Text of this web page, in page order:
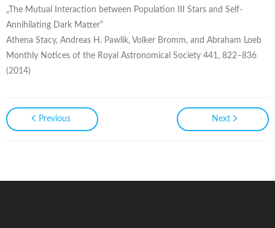
„The Mutual Interaction between Population III Stars and Self-
Annihilating Dark Matter“
Athena Stacy, Andreas H. Pawlik, Volker Bromm, and Abraham Loeb
Monthly Notices of the Royal Astronomical Society 441, 822–836
(2014)
Previous Next